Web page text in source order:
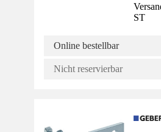
ST
Online bestellbar
Nicht reservierbar